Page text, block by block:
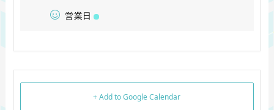
営業日
+ Add to Google Calendar